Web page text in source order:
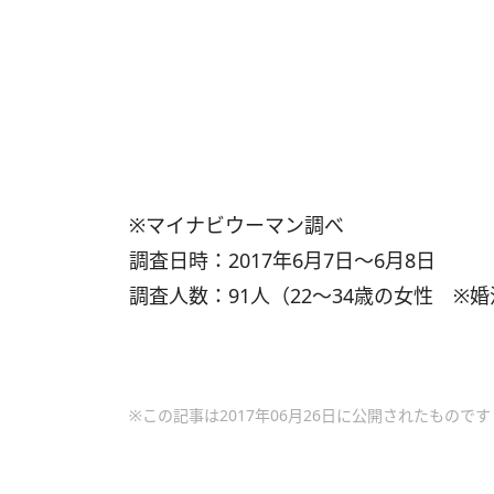
※マイナビウーマン調べ
調査日時：2017年6月7日～6月8日
調査人数：91人（22～34歳の女性 ※婚
※この記事は2017年06月26日に公開されたものです